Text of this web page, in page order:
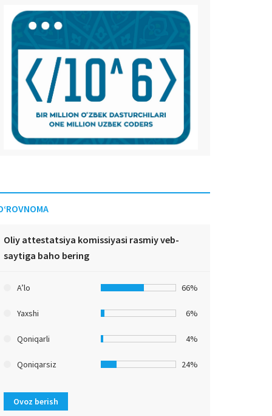
Oliy attestatsiya komissiyasi rasmiy veb-
saytiga baho bering
A’lo 66%
Yaxshi 6%
Qoniqarli 4%
Qoniqarsiz 24%
Ovoz berish